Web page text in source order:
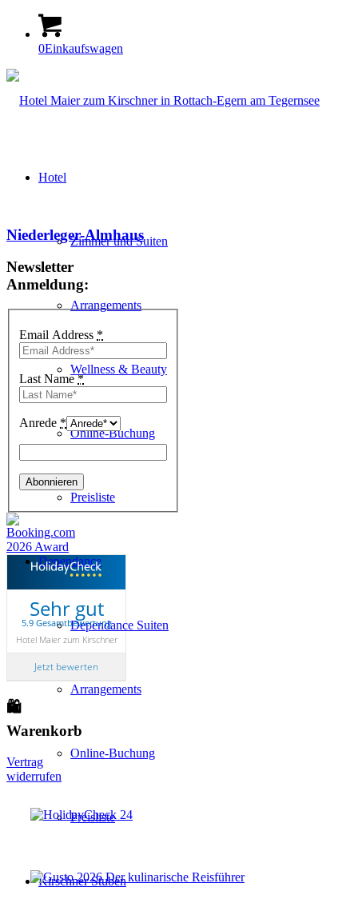
0Einkaufswagen
Hotel
Zimmer und Suiten
Arrangements
Wellness & Beauty
Online-Buchung
Preisliste
Dependance
Dependance Suiten
Arrangements
Online-Buchung
Preisliste
Kirschner Stuben
Niederleger-Almhaus
Newsletter
Anmeldung:
Email Address *
Last Name*
Anrede *
Sehr gut
5.9 Gesamtbewertung
Hotel Maier zum Kirschner
Jetzt bewerten
🛍
Warenkorb
Vertrag
widerrufen